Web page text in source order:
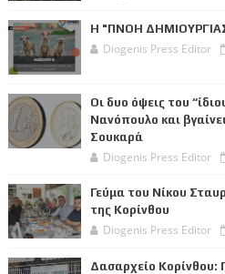
Η "ΠΝΟΗ
Diogenis Press Editor
Οι δυο όψεις του
Νανόπουλο και
Σουκαρά
Diogenis Press Editor
Γεύμα του Νίκου
της Κορίνθου
Diogenis Press Editor
Δασαρχείο